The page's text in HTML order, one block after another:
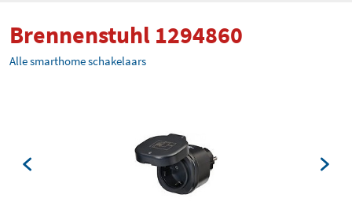
Brennenstuhl 1294860
Alle smarthome schakelaars